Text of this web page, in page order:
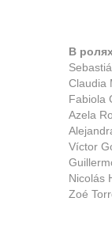
В
Claudia
Fabiola
Azela
Víctor
Nicolás
Zoé